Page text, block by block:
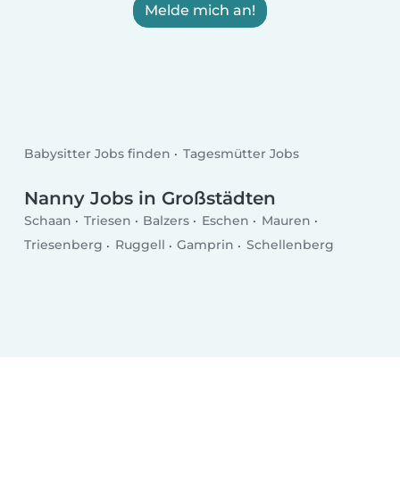
Melde mich an!
Babysitter Jobs finden Tagesmütter Jobs
Nanny Jobs in Großstädten
Schaan Triesen Balzers Eschen
Mauren
Triesenberg
Ruggell Gamprin Schellenberg